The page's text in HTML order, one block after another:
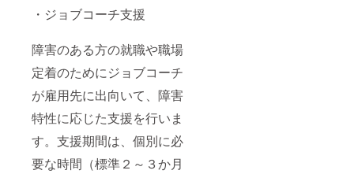
・ジョブコーチ支援
障害のある方の就職や職場
定着のためにジョブコーチ
が雇用先に出向いて、障害
特性に応じた支援を行いま
す。支援期間は、個別に必
要な時間（標準２～３か月